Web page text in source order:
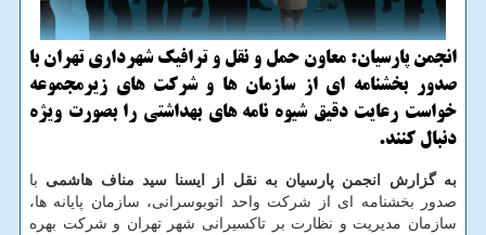
انجمن پارسیان: معاون حمل و نقل و ترافیک شهرداری تهران با
صدور بخشنامه ای از سازمان ها و شرکت های زیرمجموعه
خواست رعایت دقیق شیوه نامه های بهداشتی را بصورت ویژه
دنبال کنند.
به گزارش انجمن پارسیان به نقل از ایسنا سید مناف هاشمی با
صدور بخشنامه ای از شرکت واحد اتوبوسرانی، سازمان پایانه ها،
سازمان مدیریت و نظارت بر تاکسیرانی شهر تهران و شرکت بهره